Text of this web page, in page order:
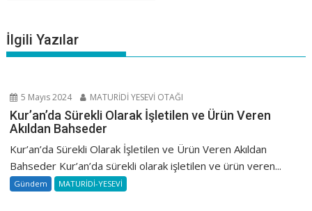
İlgili Yazılar
5 Mayıs 2024 MATURİDİ YESEVİ OTAĞI
Kur’an’da Sürekli Olarak İşletilen ve Ürün Veren
Akıldan Bahseder
Kur’an’da Sürekli Olarak İşletilen ve Ürün Veren Akıldan
Bahseder Kur’an’da sürekli olarak işletilen ve ürün veren...
Gündem MATURİDİ-YESEVİ